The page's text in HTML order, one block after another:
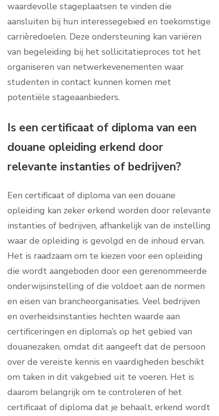
waardevolle stageplaatsen te vinden die
aansluiten bij hun interessegebied en toekomstige
carrièredoelen. Deze ondersteuning kan variëren
van begeleiding bij het sollicitatieproces tot het
organiseren van netwerkevenementen waar
studenten in contact kunnen komen met
potentiële stageaanbieders.
Is een certificaat of diploma van een
douane opleiding erkend door
relevante instanties of bedrijven?
Een certificaat of diploma van een douane
opleiding kan zeker erkend worden door relevante
instanties of bedrijven, afhankelijk van de instelling
waar de opleiding is gevolgd en de inhoud ervan.
Het is raadzaam om te kiezen voor een opleiding
die wordt aangeboden door een gerenommeerde
onderwijsinstelling of die voldoet aan de normen
en eisen van brancheorganisaties. Veel bedrijven
en overheidsinstanties hechten waarde aan
certificeringen en diploma’s op het gebied van
douanezaken, omdat dit aangeeft dat de persoon
over de vereiste kennis en vaardigheden beschikt
om taken in dit vakgebied uit te voeren. Het is
daarom belangrijk om te controleren of het
certificaat of diploma dat je behaalt, erkend wordt